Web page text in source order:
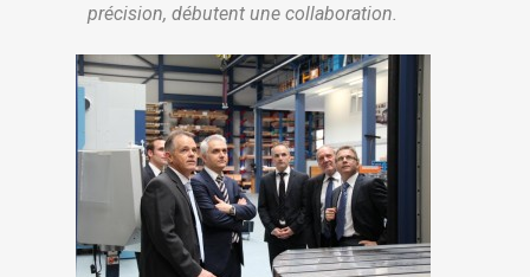
précision, débutent une collaboration.